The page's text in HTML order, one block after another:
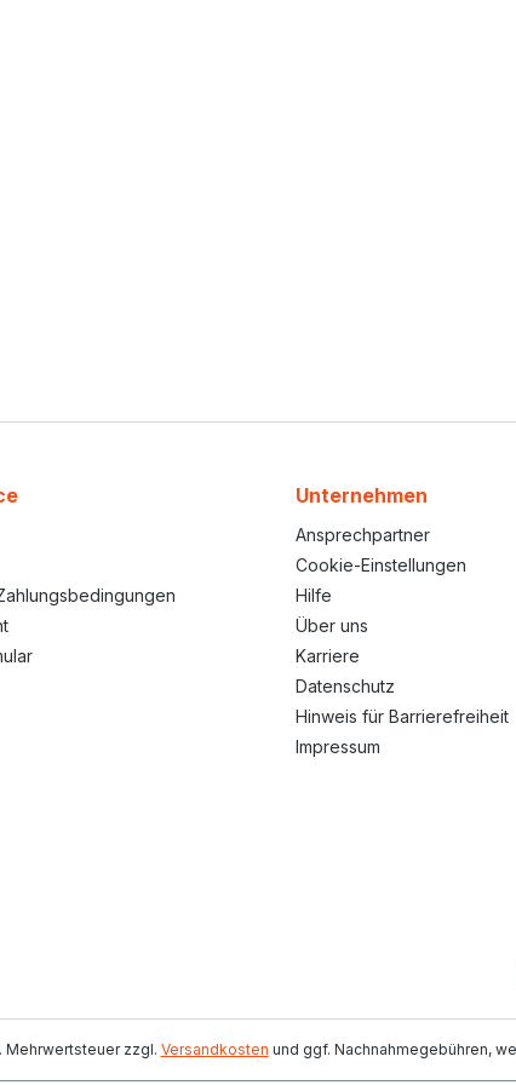
Unternehmen
Ansprechpartner
Cookie-Einstellungen
Hilfe
Über uns
Karriere
Datenschutz
Hinweis für Barrierefreiheit
Impressum
Mehrwertsteuer zzgl. Versandkosten und ggf. Nachnahmegebühren,